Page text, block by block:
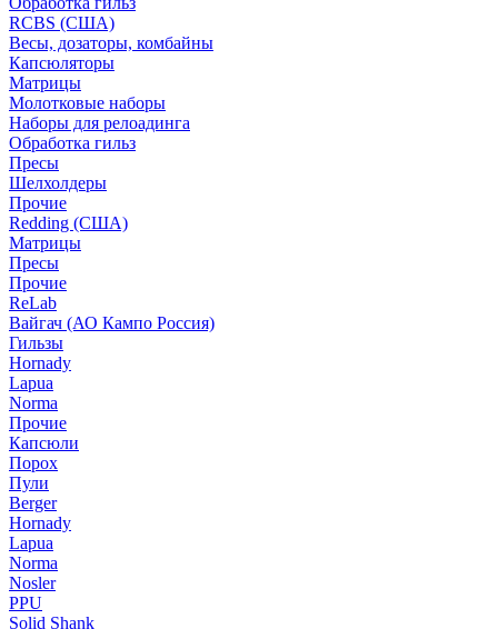
RCBS (США)
Весы, дозаторы, комбайны
Капсюляторы
Матрицы
Молотковые наборы
Наборы для релоадинга
Обработка гильз
Пресы
Шелхолдеры
Прочие
Redding (США)
Матрицы
Пресы
Прочие
ReLab
Вайгач (АО Кампо Россия)
Гильзы
Hornady
Lapua
Norma
Прочие
Капсюли
Порох
Пули
Berger
Hornady
Lapua
Norma
Nosler
PPU
Solid Shank